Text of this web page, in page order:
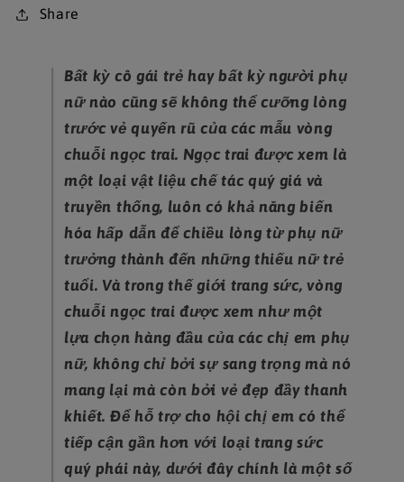
Share
Bất kỳ cô gái trẻ hay bất kỳ người phụ
nữ nào cũng sẽ không thể cưỡng lòng
trước vẻ quyến rũ của các mẫu vòng
chuỗi ngọc trai. Ngọc trai được xem là
một loại vật liệu chế tác quý giá và
truyền thống, luôn có khả năng biến
hóa hấp dẫn để chiều lòng từ phụ nữ
trưởng thành đến những thiếu nữ trẻ
tuổi. Và trong thế giới trang sức, vòng
chuỗi ngọc trai được xem như một
lựa chọn hàng đầu của các chị em phụ
nữ, không chỉ bởi sự sang trọng mà nó
mang lại mà còn bởi vẻ đẹp đầy thanh
khiết. Để hỗ trợ cho hội chị em có thể
tiếp cận gần hơn với loại trang sức
quý phái này, dưới đây chính là một số